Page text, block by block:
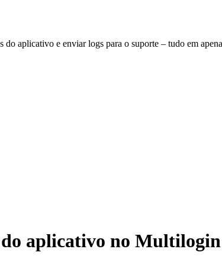
aplicativo e enviar logs para o suporte – tudo em
do aplicativo no Multilogin